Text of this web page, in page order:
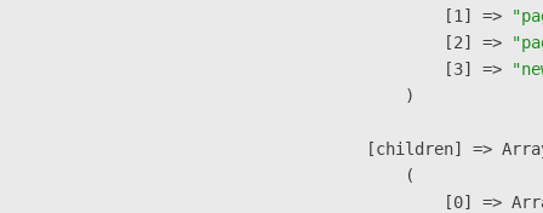
                    [1] =>
                    [2] =>
                    [3] =>
                )
[children] =>
                (
[0] =>